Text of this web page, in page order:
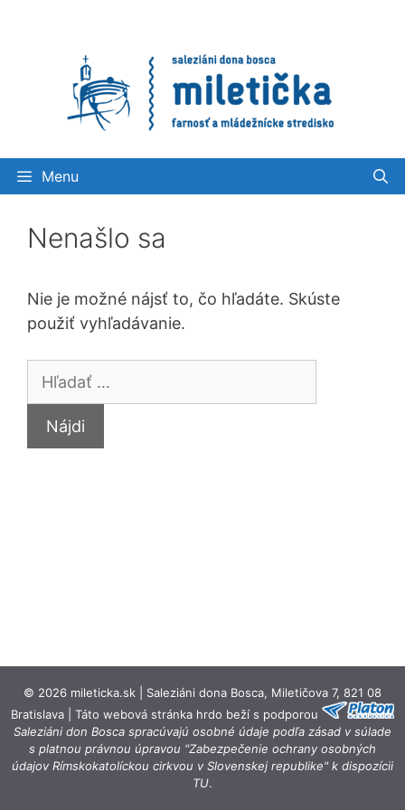
Menu
Nenašlo sa
Nie je možné nájsť to, čo hľadáte. Skúste
použiť vyhľadávanie.
Hľadať:
© 2026 mileticka.sk | Saleziáni dona Bosca, Miletičova 7, 821 08
Bratislava | Táto webová stránka hrdo beží s podporou
Saleziáni don Bosca spracúvajú osobné údaje podľa zásad v súlade
s platnou právnou úpravou "Zabezpečenie ochrany osobných
údajov Rímskokatolíckou cirkvou v Slovenskej republike" k dispozícii
TU.